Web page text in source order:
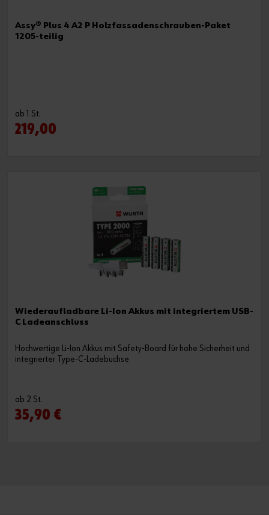
Assy® Plus 4 A2 P Holzfassadenschrauben-Paket
1205-teilig
ab 1 St.
219,00
Wiederaufladbare Li-Ion Akkus mit integriertem USB-
C Ladeanschluss
Hochwertige Li-Ion Akkus mit Safety-Board für hohe Sicherheit und
integrierter Type-C-Ladebuchse
ab 2 St.
35,90 €